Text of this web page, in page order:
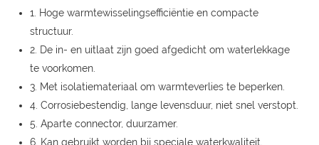
1. Hoge warmtewisselingsefficiëntie en compacte
structuur.
2. De in- en uitlaat zijn goed afgedicht om waterlekkage
te voorkomen.
3. Met isolatiemateriaal om warmteverlies te beperken.
4. Corrosiebestendig, lange levensduur, niet snel verstopt.
5. Aparte connector, duurzamer.
6. Kan gebruikt worden bij speciale waterkwaliteit.